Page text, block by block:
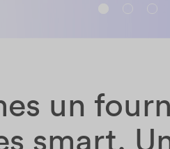
un
smart.